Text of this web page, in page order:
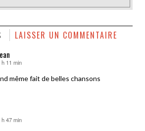
LAISSER UN COMMENTAIRE
11 min
même fait de belles chansons
47 min